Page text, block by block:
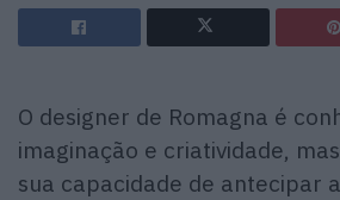
O designer de Romagna é
imaginação e criatividade,
sua capacidade de antecipar